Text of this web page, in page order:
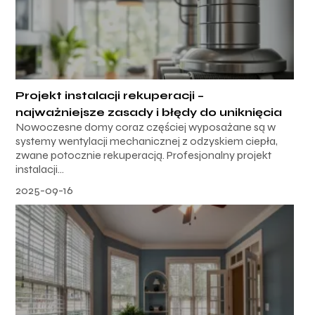
Projekt instalacji rekuperacji –
najważniejsze zasady i błędy do uniknięcia
Nowoczesne domy coraz częściej wyposażane są w
systemy wentylacji mechanicznej z odzyskiem ciepła,
zwane potocznie rekuperacją. Profesjonalny projekt
instalacji...
2025-09-16